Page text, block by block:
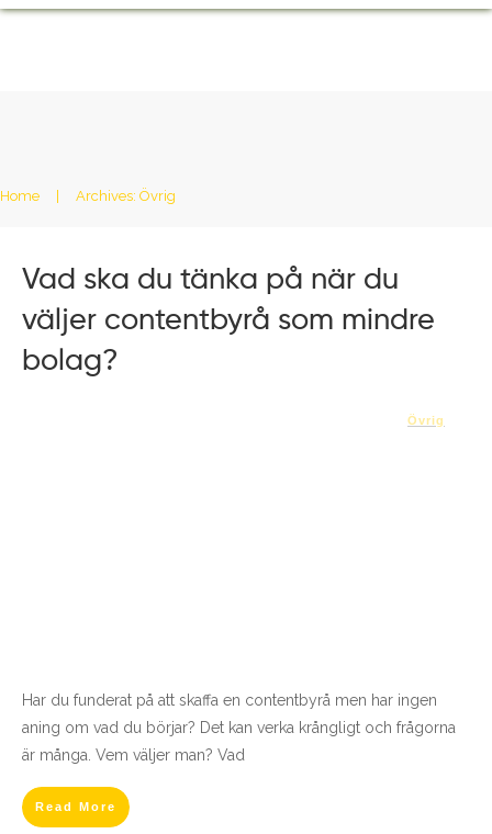
Home Archives: Övrig
Vad ska du tänka på när du
väljer contentbyrå som mindre
bolag?
Övrig
Har du funderat på att skaffa en contentbyrå men har ingen
aning om vad du börjar? Det kan verka krångligt och frågorna
är många. Vem väljer man? Vad
Read More